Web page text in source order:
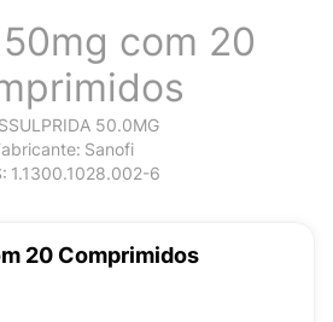
com 20
50.0MG
Sanofi
1.1300.1028.002-6
20 Comprimidos